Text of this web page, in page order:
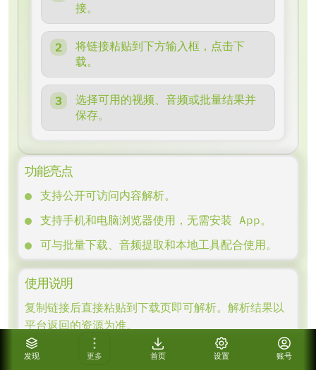
发现 更多 首页 设置 账号
接。
将链接粘贴到下方输入框，点击下
载。
选择可用的视频、音频或批量结果并
保存。
功能亮点
支持公开可访问内容解析。
支持手机和电脑浏览器使用，无需安装 App。
可与批量下载、音频提取和本地工具配合使用。
使用说明
复制链接后直接粘贴到下载页即可解析。解析结果以
平台返回的资源为准。
如果链接无法解析，请确认内容可公开访问，必要时